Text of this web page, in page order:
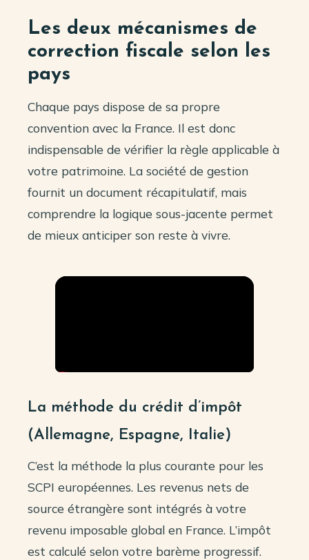
Les deux mécanismes de
correction fiscale selon les
pays
Chaque pays dispose de sa propre
convention avec la France. Il est donc
indispensable de vérifier la règle applicable à
votre patrimoine. La société de gestion
fournit un document récapitulatif, mais
comprendre la logique sous-jacente permet
de mieux anticiper son reste à vivre.
La méthode du crédit d’impôt
(Allemagne, Espagne, Italie)
C’est la méthode la plus courante pour les
SCPI européennes. Les revenus nets de
source étrangère sont intégrés à votre
revenu imposable global en France. L’impôt
est calculé selon votre barème progressif.